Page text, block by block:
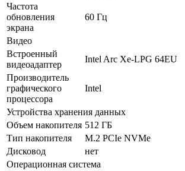
Частота
обновления
экрана
60 Гц
Видео
Встроенный
видеоадаптер
Intel Arc Xe-LPG 64EU
Производитель
графического
процессора
Intel
Устройства хранения данных
Объем накопителя 512 ГБ
Тип накопителя
M.2 PCIe NVMe
Дисковод
нет
Операционная система